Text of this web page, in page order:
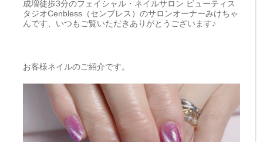
成増徒歩3分のフェイシャル・ネイルサロン ビューティス
タジオCenbless（センブレス）のサロンオーナーみけちゃ
んです、いつもご覧いただきありがとうございます♪
お客様ネイルのご紹介です。